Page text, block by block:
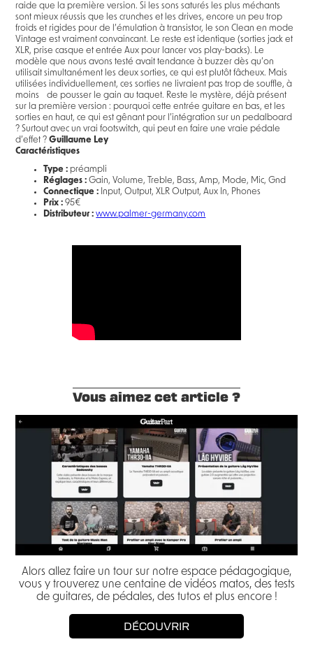
raide que la première version. Si les sons saturés les plus méchants
sont mieux réussis que les crunches et les drives, encore un peu trop
froids et rigides pour de l’émulation à transistor, le son Clean en mode
Vintage est vraiment convaincant. Le reste est identique (sorties jack et
XLR, prise casque et entrée Aux pour lancer vos play-backs). Le
modèle que nous avons testé avait tendance à buzzer dès qu’on
utilisait simultanément les deux sorties, ce qui est plutôt fâcheux. Mais
utilisées individuellement, ces sorties ne livraient pas trop de souffle, à
moins de pousser le gain au taquet. Reste le mystère, déjà présent
sur la première version : pourquoi cette entrée guitare en bas, et les
sorties en haut, ce qui est gênant pour l’intégration sur un pedalboard
? Surtout avec un vrai footswitch, qui peut en faire une vraie pédale
d’effet ?Guillaume Ley
Caractéristiques
Type : préampli
Réglages : Gain, Volume, Treble, Bass, Amp, Mode, Mic, Gnd
Connectique : Input, Output, XLR Output, Aux In, Phones
Prix : 95€
Distributeur :www.palmer-germany.com
Vous aimez cet article ?
Alors allez faire un tour sur notre espace pédagogique,
vous y trouverez une centaine de vidéos matos, des tests
de guitares, de pédales, des tutos et plus encore !
DÉCOUVRIR